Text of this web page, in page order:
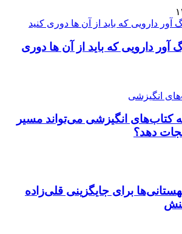
آور دارویی که باید از آن ها دوری
کتاب‌های انگیزشی می‌تواند مسیر
دهد؟
برای جایگزینی قلی‌زاده